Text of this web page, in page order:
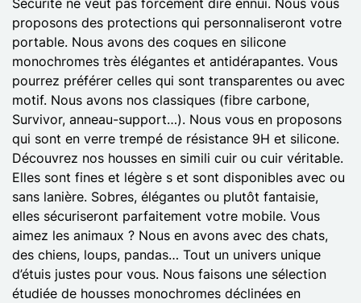
proposons des protections qui personnaliseront votre
portable. Nous avons des coques en silicone
monochromes très élégantes et antidérapantes. Vous
pourrez préférer celles qui sont transparentes ou avec
motif. Nous avons nos classiques (fibre carbone,
Survivor, anneau-support…). Nous vous en proposons
qui sont en verre trempé de résistance 9H et silicone.
Découvrez nos housses en simili cuir ou cuir véritable.
Elles sont fines et légère s et sont disponibles avec ou
sans lanière. Sobres, élégantes ou plutôt fantaisie,
elles sécuriseront parfaitement votre mobile. Vous
aimez les animaux ? Nous en avons avec des chats,
des chiens, loups, pandas… Tout un univers unique
d’étuis justes pour vous. Nous faisons une sélection
étudiée de housses monochromes déclinées en